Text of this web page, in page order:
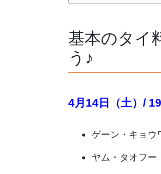
基本のタ
う♪
4月14日（土）/
ゲーン・キョウ
ヤム・タオフー